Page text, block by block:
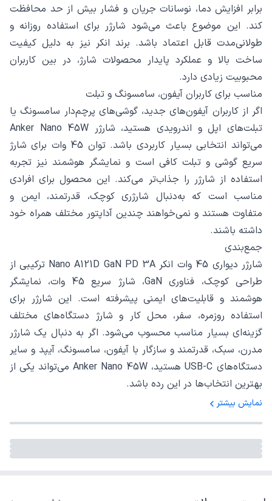
برابر افزایش دما، نوسانات جریان و فشار بیش از حد محافظت
کند. این موضوع باعث می‌شود شارژر برای استفاده روزانه و
طولانی‌مدت قابل اعتماد باشد. برند انکر نیز به دلیل کیفیت
ساخت بالا و عملکرد پایدار محصولات شارژ، در بین کاربران
محبوبیت زیادی دارد.
مناسب برای کاربران آیفون، سامسونگ و تبلت
اگر از کاربران آیفون‌های جدید، گوشی‌های پرچم‌دار سامسونگ یا
تبلت‌های اپل و اندرویدی هستید، شارژر Anker Nano 45W
می‌تواند انتخابی بسیار کاربردی باشد. توان 45 وات برای شارژ
سریع گوشی و تبلت کافی است و نمایشگر هوشمند نیز تجربه
استفاده از شارژر را جذاب‌تر می‌کند. این محصول برای افرادی
مناسب است که به‌دنبال شارژری کوچک، قدرتمند، ایمن و
متفاوت هستند و نمی‌خواهند چندین آداپتور مختلف همراه خود
داشته باشند.
جمع‌بندی
شارژر دیواری 45 وات انکر Nano A121D GaN PD 3A ترکیبی از
طراحی کوچک، فناوری GaN، شارژ سریع 45 وات، نمایشگر
هوشمند و قابلیت‌های ایمنی پیشرفته است. این شارژر برای
استفاده روزمره، سفر، محل کار و شارژ دستگاه‌های مختلف
گزینه‌ای بسیار مناسب محسوب می‌شود. اگر به دنبال یک شارژر
مدرن، سبک، قدرتمند و سازگار با آیفون، سامسونگ، آیپد و سایر
دستگاه‌های USB-C هستید، Anker Nano 45W می‌تواند یکی از
بهترین انتخاب‌ها در این رده باشد.
نمایش بیشتر